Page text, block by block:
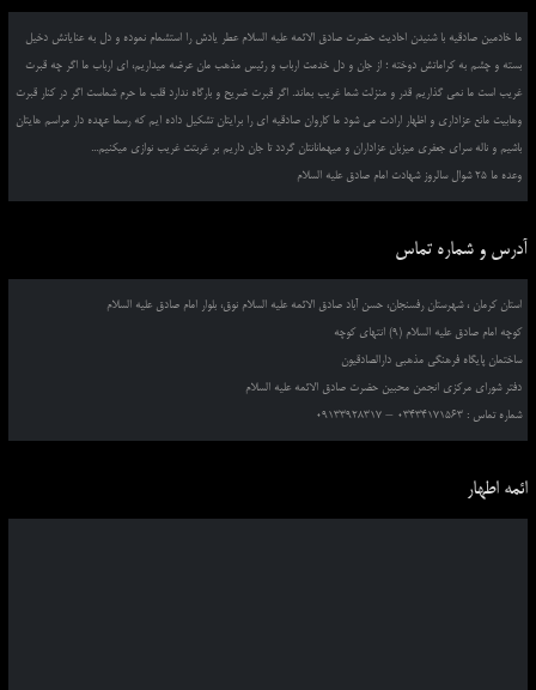
ما خادمین صادقیه با شنیدن احادیث حضرت صادق الائمه علیه السلام عطر یادش را استشمام نموده و دل به عنایاتش دخیل
بسته و چشم به کراماتش دوخته ؛ از جان و دل خدمت ارباب و رئیس مذهب مان عرضه میداریم، ای ارباب ما اگر چه قبرت
غریب است ما نمی گذاریم قدر و منزلت شما غریب بماند. اگر قبرت ضریح و بارگاه ندارد قلب ما حرم شماست اگر در کنار قبرت
وهابیت مانع عزاداری و اظهار ارادت می شود ما کاروان صادقیه ای را برایتان تشکیل داده ایم که رسما عهده دار مراسم هایتان
باشیم و ناله سرای جعفری میزبان عزاداران و میهمانانتان گردد تا جان داریم بر غربتت غریب نوازی میکنیم...
وعده ما 25 شوال سالروز شهادت امام صادق علیه السلام
آدرس و شماره تماس
استان کرمان ، شهرستان رفسنجان، حسن آباد صادق الائمه علیه السلام نوق، بلوار امام صادق علیه السلام
کوچه امام صادق علیه السلام (9) انتهای کوچه
ساختمان پایگاه فرهنگی مذهبی دارالصادقیون
دفتر شورای مرکزی انجمن محبین حضرت صادق الائمه علیه السلام
شماره تماس : 03434171563 – 09133928317
ائمه اطهار